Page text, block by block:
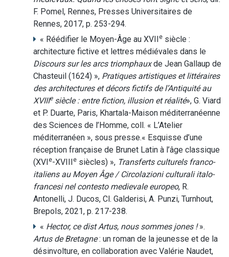
F. Pomel, Rennes, Presses Universitaires de
Rennes, 2017, p. 253-294.
« Réédifier le Moyen-Âge au XVII
e siècle :
architecture fictive et lettres médiévales dans le
Discours sur les arcs triomphauxde Jean Gallaup de
Chasteuil (1624) », Pratiques artistiques et littéraires
des architectures et décors fictifs de l’Antiquité au
XVIIIesiècle : entre fiction, illusion et réalité», G. Viard
et P. Duarte, Paris, Khartala-Maison méditerranéenne
des Sciences de l’Homme, coll. « L’Atelier
méditerranéen », sous presse.« Esquisse d’une
réception française de Brunet Latin à l’âge classique
(XVI e-XVIII e siècles) », Transferts culturels franco-
italiens au Moyen Âge / Circolazioni culturali italo-
francesi nel contesto medievale europeo, R.
Antonelli, J. Ducos, Cl. Galderisi, A. Punzi, Turnhout,
Brepols, 2021, p. 217-238.
« Hector, ce dist Artus, nous sommes jones !».
Artus de Bretagne: un roman de la jeunesse et de la
désinvolture, en collaboration avec Valérie Naudet,